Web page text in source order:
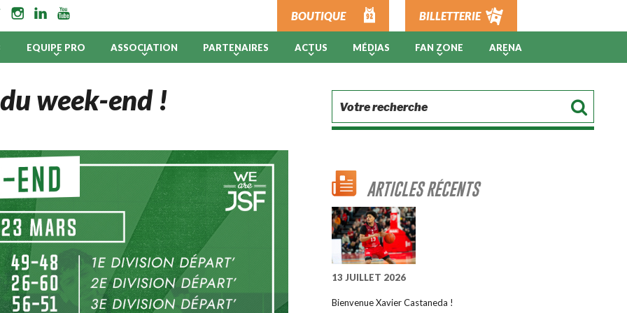
BOUTIQUE BILLETTERIE
EQUIPE PRO ASSOCIATION PARTENAIRES ACTUS MÉDIAS FAN ZONE ARENA
week-end !
ARTICLES RÉCENTS
13 JUILLET 2026
Bienvenue Xavier Castaneda !